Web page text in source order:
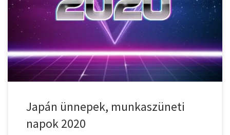
2020-ban. 2020. január 1. – szerda – Újév 2020. január 13. – hétfő –
Felnőtté válás napja (seijin no hi) 2020. február 11. – kedd –
Államalapítás ünnepe (kenkoku kinen no hi) 2020. február 23. –
vasárnap – Császár születésnapja 2020. február 24. – hétfő […]
Japán ünnepek, munkaszüneti
napok 2020